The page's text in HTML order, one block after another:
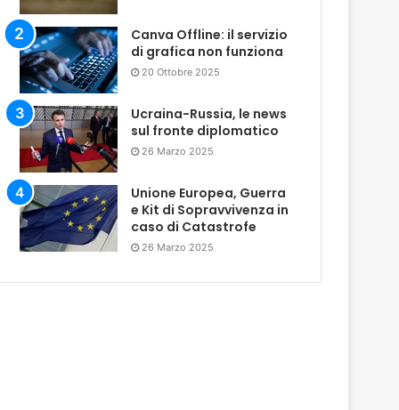
Canva Offline: il servizio
di grafica non funziona
20 Ottobre 2025
Ucraina-Russia, le news
sul fronte diplomatico
26 Marzo 2025
Unione Europea, Guerra
e Kit di Sopravvivenza in
caso di Catastrofe
26 Marzo 2025